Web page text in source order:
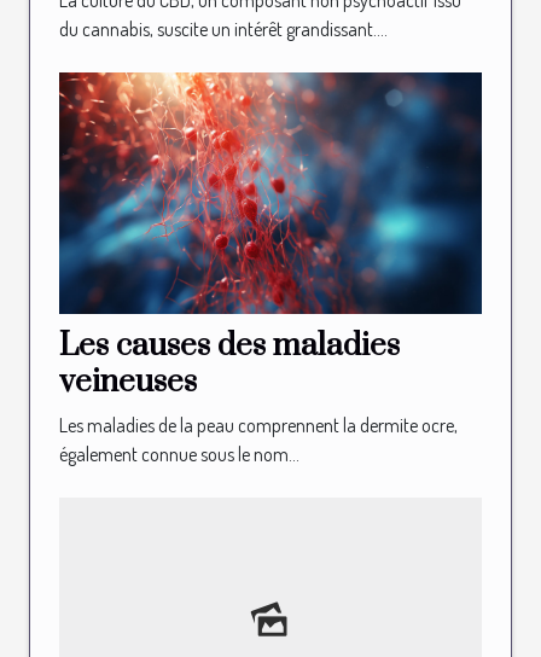
du cannabis, suscite un intérêt grandissant....
Les causes des maladies
veineuses
Les maladies de la peau comprennent la dermite ocre,
également connue sous le nom...